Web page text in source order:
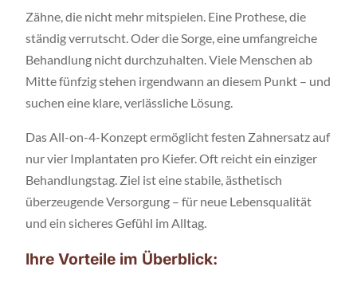
Zähne, die nicht mehr mitspielen. Eine Prothese, die
ständig verrutscht. Oder die Sorge, eine umfangreiche
Behandlung nicht durchzuhalten. Viele Menschen ab
Mitte fünfzig stehen irgendwann an diesem Punkt – und
suchen eine klare, verlässliche Lösung.
Das All-on-4-Konzept ermöglicht festen Zahnersatz auf
nur vier Implantaten pro Kiefer. Oft reicht ein einziger
Behandlungstag. Ziel ist eine stabile, ästhetisch
überzeugende Versorgung – für neue Lebensqualität
und ein sicheres Gefühl im Alltag.
Ihre Vorteile im Überblick: